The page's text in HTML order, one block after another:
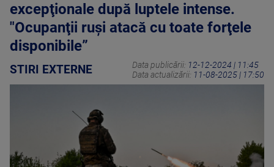
excepţionale după luptele intense.
"Ocupanţii ruşi atacă cu toate forţele
disponibile”
STIRI EXTERNE Data publicării: 12-12-2024 | 11:45
Data actualizării: 11-08-2025 | 17:50